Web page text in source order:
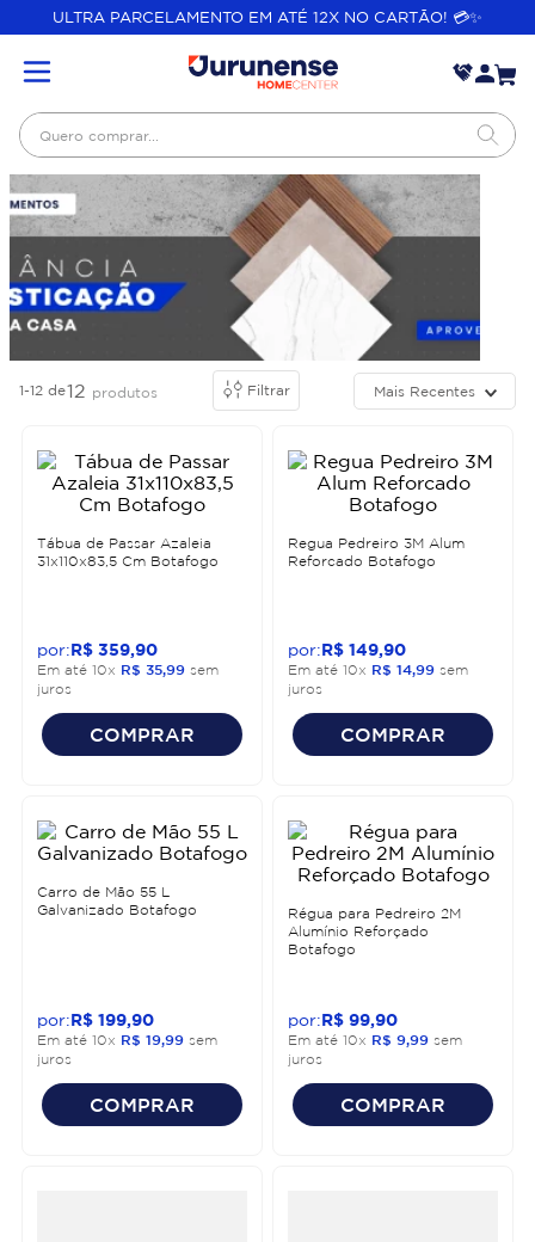
ULTRA PARCELAMENTO EM ATÉ 12X NO CARTÃO! 💳✨
Quero comprar...
1-12 de12 produtos Filtrar Mais Recentes
Tábua de Passar Azaleia
31x110x83,5 Cm Botafogo
R$ 359 90
Em até 10x R$ 35 99 sem
juros
COMPRAR
Regua Pedreiro 3M Alum
Reforcado Botafogo
R$ 149 90
Em até 10x R$ 14 99 sem
juros
COMPRAR
Carro de Mão 55 L
Galvanizado Botafogo
R$ 199 90
Em até 10x R$ 19 99 sem
juros
COMPRAR
Régua para Pedreiro 2M
Alumínio Reforçado
Botafogo
R$ 99 90
Em até 10x R$ 9 99 sem
juros
COMPRAR